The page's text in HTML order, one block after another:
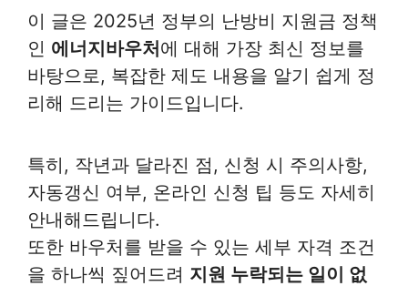
이 글은 2025년 정부의 난방비 지원금 정책
인 에너지바우처에 대해 가장 최신 정보를
바탕으로, 복잡한 제도 내용을 알기 쉽게 정
리해 드리는 가이드입니다.
특히, 작년과 달라진 점, 신청 시 주의사항,
자동갱신 여부, 온라인 신청 팁 등도 자세히
안내해드립니다.
또한 바우처를 받을 수 있는 세부 자격 조건
을 하나씩 짚어드려 지원 누락되는 일이 없